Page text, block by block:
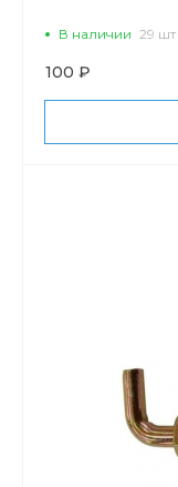
В наличии 29 шт
100 ₽